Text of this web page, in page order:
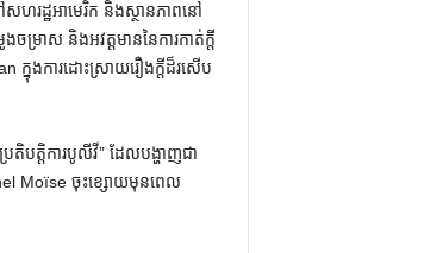
ហរដ្ឋអាមេរិក និងស្ថានភាពនៅ
ម្រាស និងអវត្តមាននៃការកាត់ក្តី
ក្នុងការដោះស្រាយរឿងក្តីដ៏រសើប
រតិបត្តិការបូលីវី” ដែលបង្ហាញជា
Moïse ចុះខ្សោយមុនពេល